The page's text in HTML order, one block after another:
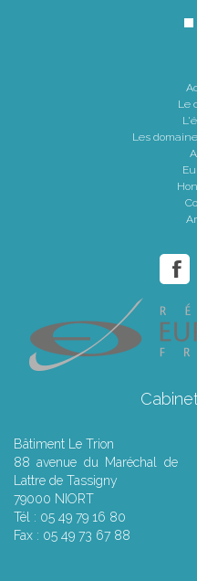
Le
Les
Bâtiment Le Trion
88 avenue du Maréchal de
Lattre de Tassigny
79000 NIORT
Tél : 05 49 79 16 80
Fax : 05 49 73 67 88